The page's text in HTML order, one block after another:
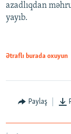
azadlıqdan
yayıb.
Ətraflı burada oxuyun
Paylaş